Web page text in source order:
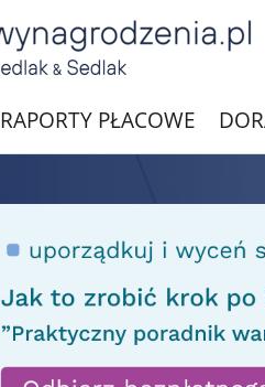
RAPORTY PŁACOWE